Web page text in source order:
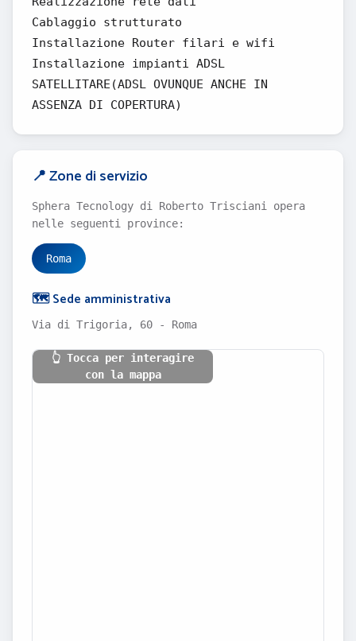
Cablaggio strutturato
Installazione Router filari e wifi
Installazione impianti ADSL
SATELLITARE(ADSL OVUNQUE ANCHE IN
ASSENZA DI COPERTURA)
📍 Zone di servizio
Sphera Tecnology di Roberto Trisciani opera
nelle seguenti province:
Roma
🗺️ Sede amministrativa
Via di Trigoria, 60 - Roma
👆 Tocca per interagire
con la mappa